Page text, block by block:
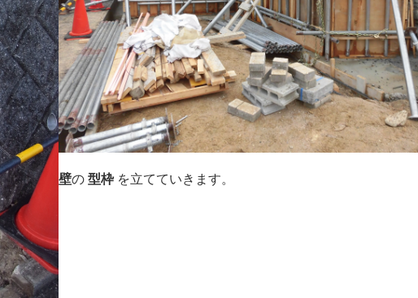
壁の 型枠を立てていきます。